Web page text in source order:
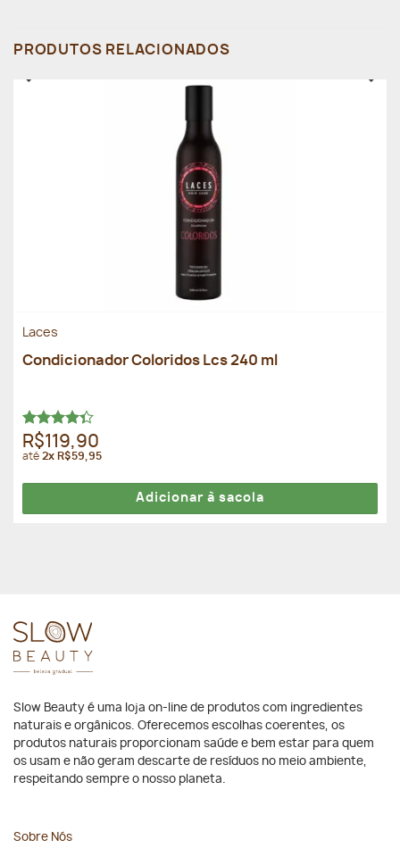
PRODUTOS RELACIONADOS
Laces
Condicionador Coloridos Lcs 240 ml
Avaliação
4.33de 5
R$119,90
até2x R$59,95
Adicionar à sacola
Slow Beauty é uma loja on-line de produtos com ingredientes
naturais e orgânicos. Oferecemos escolhas coerentes, os
produtos naturais proporcionam saúde e bem estar para quem
os usam e não geram descarte de resíduos no meio ambiente,
respeitando sempre o nosso planeta.
Sobre Nós